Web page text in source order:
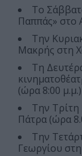
Το
Παππάς» στο
Την
Μακρής στη
Τη
(ώρα 8:00 μ.μ.)
Την
Πάτρα (ώρα
Την
Γεωργίου